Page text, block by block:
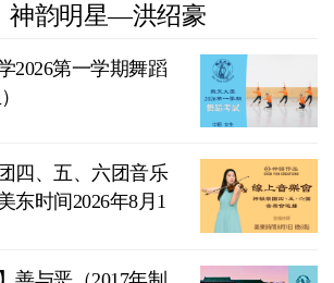
神韵明星—洪绍豪
2026第一学期舞蹈
四、五、六团音乐
东时间2026年8月1